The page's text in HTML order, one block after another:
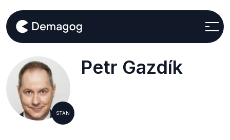
STAN
Petr Gazdík